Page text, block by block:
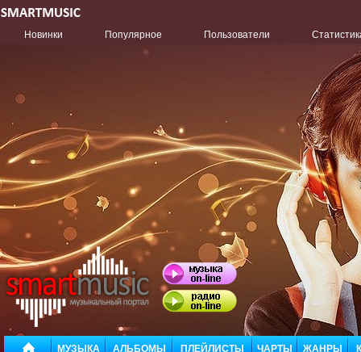
Новинки Популярное Пользователи
МУЗЫКА АЛЬБОМЫ ПЛЕЙЛИСТЫ ЧАРТЫ ЖАНРЫ